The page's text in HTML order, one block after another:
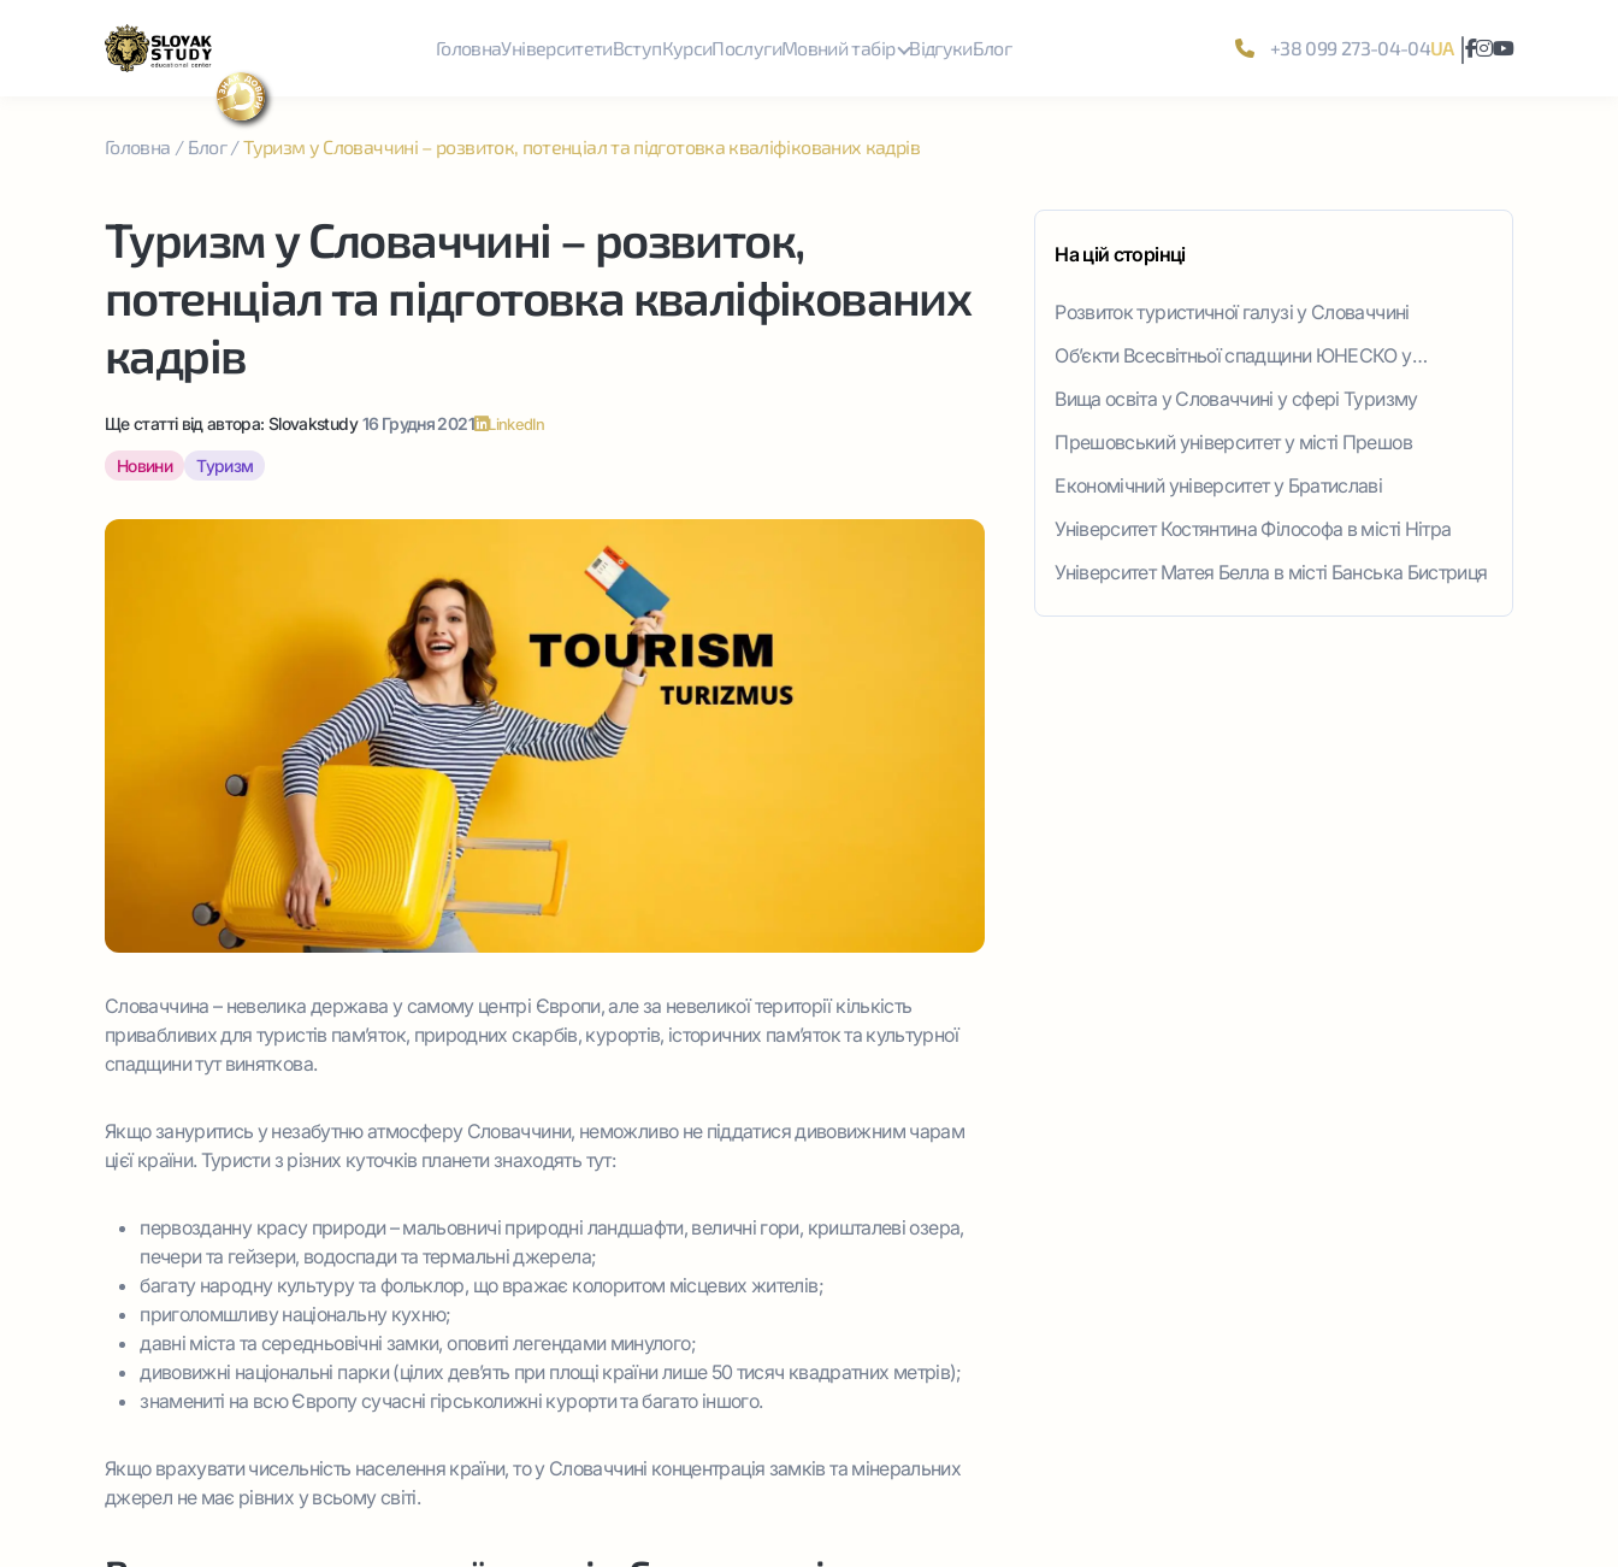
ГоловнаУніверситетиВступКурсиПослугиМовний табір ВідгукиБлог +38 099 273-04-04UA |
Головна / Блог/Туризм у Словаччині – розвиток, потенціал та підготовка кваліфікованих кадрів
Туризм у Словаччині – розвиток,
потенціал та підготовка кваліфікованих
кадрів
Ще статті від автора: Slovakstudy 16 Грудня 2021 LinkedIn
Новини Туризм
На цій сторінці
Розвиток туристичної галузі у Словаччині
Об’єкти Всесвітньої спадщини ЮНЕСКО у
Вища освіта у Словаччині у сфері Туризму
Прешовський університет у місті Прешов
Економічний університет у Братиславі
Університет Костянтина Філософа в місті Нітра
Університет Матея Белла в місті Банська Бистриця
Словаччина – невелика держава у самому центрі Європи, але за невеликої території кількість
привабливих для туристів пам’яток, природних скарбів, курортів, історичних пам’яток та культурної
спадщини тут виняткова.
Якщо зануритись у незабутню атмосферу Словаччини, неможливо не піддатися дивовижним чарам
цієї країни. Туристи з різних куточків планети знаходять тут:
первозданну красу природи – мальовничі природні ландшафти, величні гори, кришталеві озера,
печери та гейзери, водоспади та термальні джерела;
багату народну культуру та фольклор, що вражає колоритом місцевих жителів;
приголомшливу національну кухню;
давні міста та середньовічні замки, оповиті легендами минулого;
дивовижні національні парки (цілих дев’ять при площі країни лише 50 тисяч квадратних метрів);
знамениті на всю Європу сучасні гірськолижні курорти та багато іншого.
Якщо врахувати чисельність населення країни, то у Словаччині концентрація замків та мінеральних
джерел не має рівних у всьому світі.